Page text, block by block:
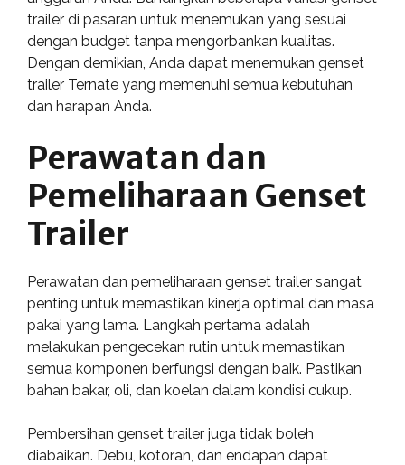
trailer di pasaran untuk menemukan yang sesuai
dengan budget tanpa mengorbankan kualitas.
Dengan demikian, Anda dapat menemukan genset
trailer Ternate yang memenuhi semua kebutuhan
dan harapan Anda.
Perawatan dan
Pemeliharaan Genset
Trailer
Perawatan dan pemeliharaan genset trailer sangat
penting untuk memastikan kinerja optimal dan masa
pakai yang lama. Langkah pertama adalah
melakukan pengecekan rutin untuk memastikan
semua komponen berfungsi dengan baik. Pastikan
bahan bakar, oli, dan koelan dalam kondisi cukup.
Pembersihan genset trailer juga tidak boleh
diabaikan. Debu, kotoran, dan endapan dapat